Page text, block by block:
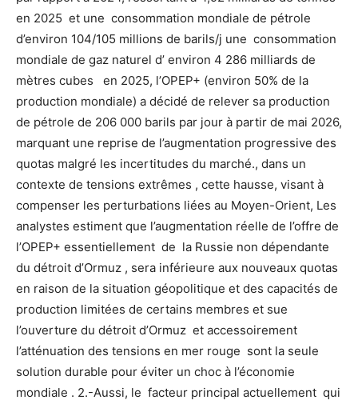
en 2025 et une consommation mondiale de pétrole
d’environ 104/105 millions de barils/j une consommation
mondiale de gaz naturel d’ environ 4 286 milliards de
mètres cubes en 2025, l’OPEP+ (environ 50% de la
production mondiale) a décidé de relever sa production
de pétrole de 206 000 barils par jour à partir de mai 2026,
marquant une reprise de l’augmentation progressive des
quotas malgré les incertitudes du marché., dans un
contexte de tensions extrêmes , cette hausse, visant à
compenser les perturbations liées au Moyen-Orient, Les
analystes estiment que l’augmentation réelle de l’offre de
l’OPEP+ essentiellement de la Russie non dépendante
du détroit d’Ormuz , sera inférieure aux nouveaux quotas
en raison de la situation géopolitique et des capacités de
production limitées de certains membres et sue
l’ouverture du détroit d’Ormuz et accessoirement
l’atténuation des tensions en mer rouge sont la seule
solution durable pour éviter un choc à l’économie
mondiale . 2.-Aussi, le facteur principal actuellement qui